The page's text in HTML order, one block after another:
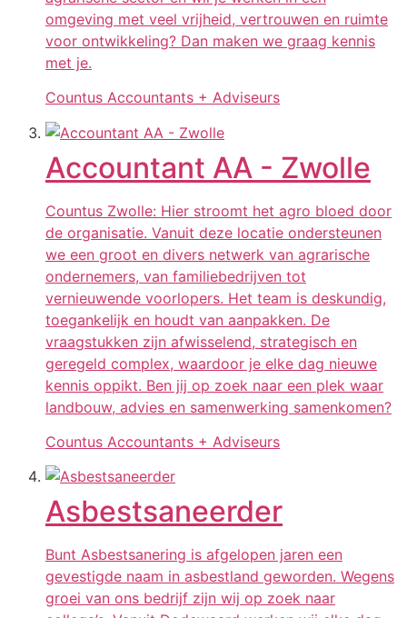
omgeving met veel vrijheid, vertrouwen en ruimte
voor ontwikkeling? Dan maken we graag kennis
met je.
Countus Accountants + Adviseurs
Accountant AA - Zwolle
Countus Zwolle: Hier stroomt het agro bloed door
de organisatie. Vanuit deze locatie ondersteunen
we een groot en divers netwerk van agrarische
ondernemers, van familiebedrijven tot
vernieuwende voorlopers. Het team is deskundig,
toegankelijk en houdt van aanpakken. De
vraagstukken zijn afwisselend, strategisch en
geregeld complex, waardoor je elke dag nieuwe
kennis oppikt. Ben jij op zoek naar een plek waar
landbouw, advies en samenwerking samenkomen?
Countus Accountants + Adviseurs
Asbestsaneerder
Bunt Asbestsanering is afgelopen jaren een
gevestigde naam in asbestland geworden. Wegens
groei van ons bedrijf zijn wij op zoek naar